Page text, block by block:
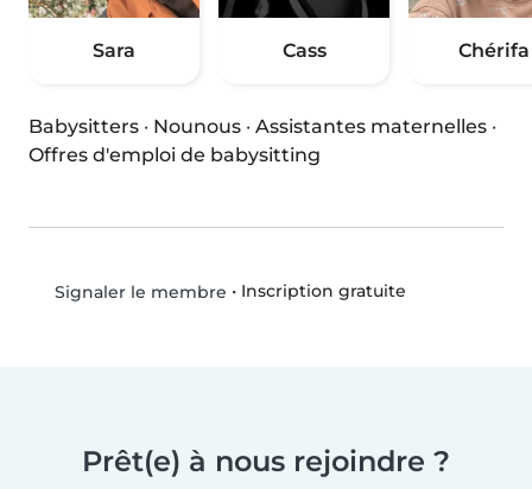
Sara Cass Chérifa
Babysitters · Nounous · Assistantes maternelles ·
Offres d'emploi de babysitting
Signaler le membre • Inscription gratuite
Prêt(e) à nous rejoindre ?